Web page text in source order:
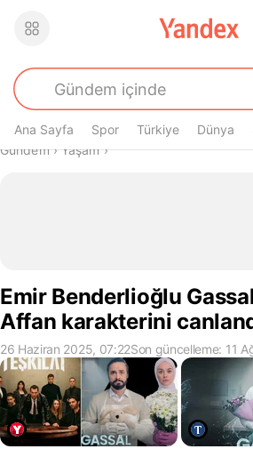
Ana Sayfa Spor Türkiye Dünya
Buradasın
Gündem› Yaşam›
Emir Benderlioğlu
Affan karakterini
26 Haziran 2025, 07:22Son güncelleme: 11